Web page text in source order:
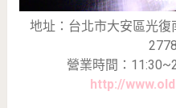
地址：台北市大安區光
營業時間：
http://